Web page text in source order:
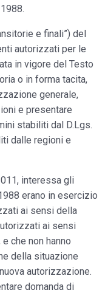
e finali”) del
autorizzati per le
in vigore del Testo
o in forma tacita,
generale,
e presentare
stabiliti dal D.Lgs.
dalle regioni e
interessa gli
erano in esercizio
ai sensi della
ai sensi
che non hanno
della situazione
autorizzazione.
domanda di